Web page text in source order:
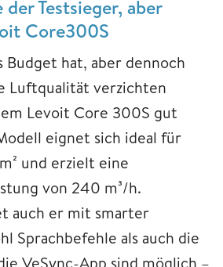
Testsieger, aber
Core300S
Budget hat, aber dennoch
Luftqualität verzichten
Levoit Core 300S gut
eignet sich ideal für
und erzielt eine
von 240 m³/h.
auch er mit smarter
Sprachbefehle als auch die
VeSync-App sind möglich –